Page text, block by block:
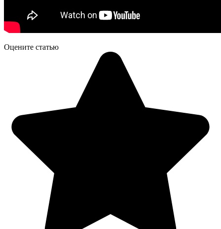
Оцените статью